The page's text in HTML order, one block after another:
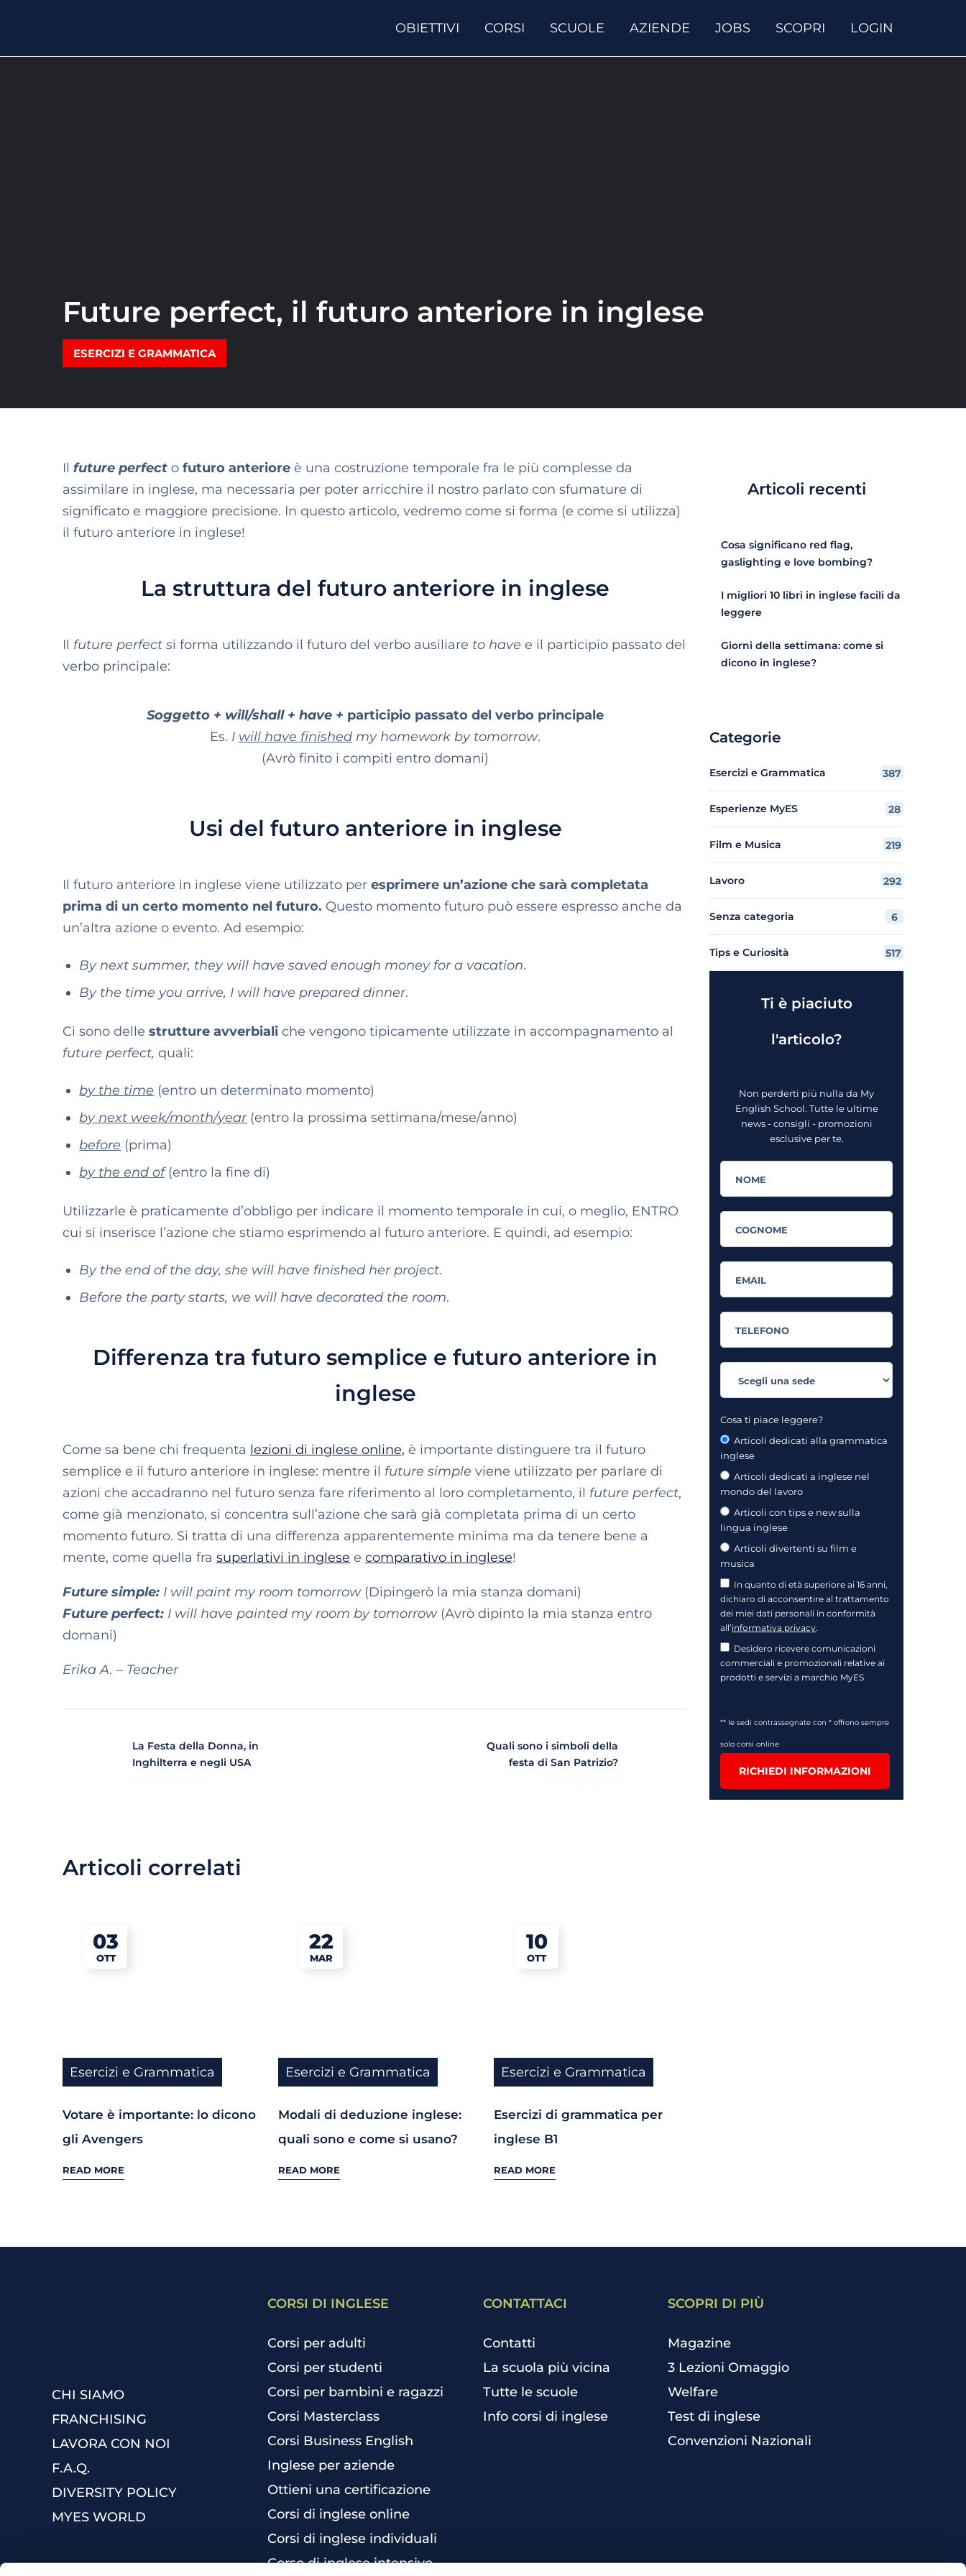
OBIETTIVI CORSI SCUOLE AZIENDE JOBS SCOPRI LOGIN
Future perfect, il futuro anteriore in inglese
ESERCIZI E GRAMMATICA
Il future perfect o futuro anteriore è una costruzione temporale fra le più complesse da
assimilare in inglese, ma necessaria per poter arricchire il nostro parlato con sfumature di
significato e maggiore precisione. In questo articolo, vedremo come si forma (e come si utilizza)
il futuro anteriore in inglese!
La struttura del futuro anteriore in inglese
Il future perfect si forma utilizzando il futuro del verbo ausiliare to have e il participio passato del
verbo principale:
Soggetto + will/shall + have + participio passato del verbo principale
Es. I will have finished my homework by tomorrow.
(Avrò finito i compiti entro domani)
Usi del futuro anteriore in inglese
Il futuro anteriore in inglese viene utilizzato per esprimere un’azione che sarà completata
prima di un certo momento nel futuro. Questo momento futuro può essere espresso anche da
un’altra azione o evento. Ad esempio:
By next summer, they will have saved enough money for a vacation.
By the time you arrive, I will have prepared dinner.
Ci sono delle strutture avverbiali che vengono tipicamente utilizzate in accompagnamento al
future perfect, quali:
by the time (entro un determinato momento)
by next week/month/year(entro la prossima settimana/mese/anno)
before (prima)
by the end of(entro la fine di)
Utilizzarle è praticamente d’obbligo per indicare il momento temporale in cui, o meglio, ENTRO
cui si inserisce l’azione che stiamo esprimendo al futuro anteriore. E quindi, ad esempio:
By the end of the day, she will have finished her project.
Before the party starts, we will have decorated the room.
Differenza tra futuro semplice e futuro anteriore in
inglese
Come sa bene chi frequenta lezioni di inglese online, è importante distinguere tra il futuro
semplice e il futuro anteriore in inglese: mentre il future simple viene utilizzato per parlare di
azioni che accadranno nel futuro senza fare riferimento al loro completamento, il future perfect,
come già menzionato, si concentra sull’azione che sarà già completata prima di un certo
momento futuro. Si tratta di una differenza apparentemente minima ma da tenere bene a
mente, come quella fra superlativi in inglese e comparativo in inglese!
Future simple: I will paint my room tomorrow(Dipingerò la mia stanza domani)
Future perfect: I will have painted my room by tomorrow(Avrò dipinto la mia stanza entro
domani)
Erika A. – Teacher
La Festa della Donna, in
Inghilterra e negli USA
Quali sono i simboli della
festa di San Patrizio?
Articoli correlati
03
OTT
Esercizi e Grammatica
Votare è importante: lo dicono
gli Avengers
READ MORE
22
MAR
Esercizi e Grammatica
Modali di deduzione inglese:
quali sono e come si usano?
READ MORE
10
OTT
Esercizi e Grammatica
Esercizi di grammatica per
inglese B1
READ MORE
Articoli recenti
Cosa significano red flag,
gaslighting e love bombing?
I migliori 10 libri in inglese facili da
leggere
Giorni della settimana: come si
dicono in inglese?
Categorie
Esercizi e Grammatica 387
Esperienze MyES 28
Film e Musica 219
Lavoro 292
Senza categoria 6
Tips e Curiosità 517
Ti è piaciuto
l'articolo?
Non perderti più nulla da My
English School. Tutte le ultime
news - consigli - promozioni
esclusive per te.
Cosa ti piace leggere?
Articoli dedicati alla grammatica
inglese
Articoli dedicati a inglese nel
mondo del lavoro
Articoli con tips e new sulla
lingua inglese
Articoli divertenti su film e
musica
In quanto di età superiore ai 16 anni,
dichiaro di acconsentire al trattamento
dei miei dati personali in conformità
all’informativa privacy.
Desidero ricevere comunicazioni
commerciali e promozionali relative ai
prodotti e servizi a marchio MyES
** le sedi contrassegnate con * offrono sempre
solo corsi online
RICHIEDI INFORMAZIONI
CHI SIAMO
FRANCHISING
LAVORA CON NOI
F.A.Q.
DIVERSITY POLICY
MYES WORLD
CORSI DI INGLESE
Corsi per adulti
Corsi per studenti
Corsi per bambini e ragazzi
Corsi Masterclass
Corsi Business English
Inglese per aziende
Ottieni una certificazione
Corsi di inglese online
Corsi di inglese individuali
Corso di inglese intensivo
CONTATTACI
Contatti
La scuola più vicina
Tutte le scuole
Info corsi di inglese
SCOPRI DI PIÙ
Magazine
3 Lezioni Omaggio
Welfare
Test di inglese
Convenzioni Nazionali